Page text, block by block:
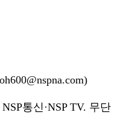
통신·NSP TV. 무단